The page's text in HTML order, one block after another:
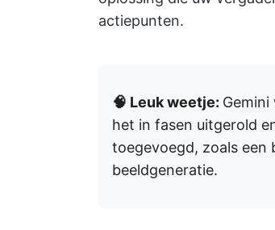
actiepunten.
🧠 Leuk weetje: Gemini
het in fasen uitgerold
toegevoegd, zoals een
beeldgeneratie.